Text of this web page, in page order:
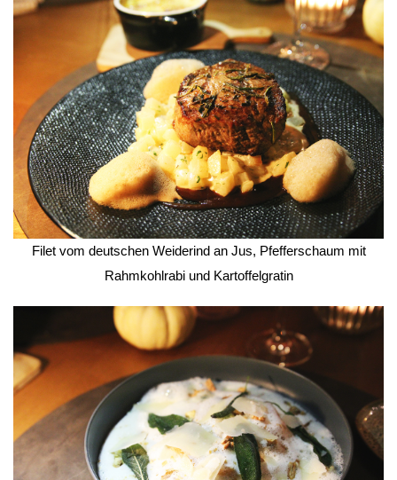
Rahmkohlrabi und Kartoffelgratin